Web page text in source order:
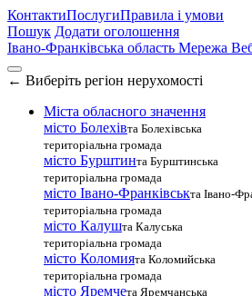
КонтактиПослугиПравила і умови
Пошук Додати оголошення
Івано-Франківська область Мережа
← Виберіть регіон нерухомості
Міста обласного значення
місто Болехівта Болехівська
територіальна громада
місто Бурштинта Бурштинська
територіальна громада
місто Івано-Франківськта Івано-
територіальна громада
місто Калушта Калуська
територіальна громада
місто Коломията Коломийська
територіальна громада
місто Яремчета Яремчанська